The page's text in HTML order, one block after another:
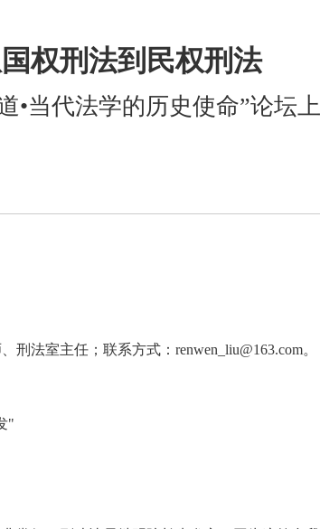
权刑法到民权刑法
当代法学的历史使命”论坛
法室主任；联系方式：renwen_liu@163.com。
"